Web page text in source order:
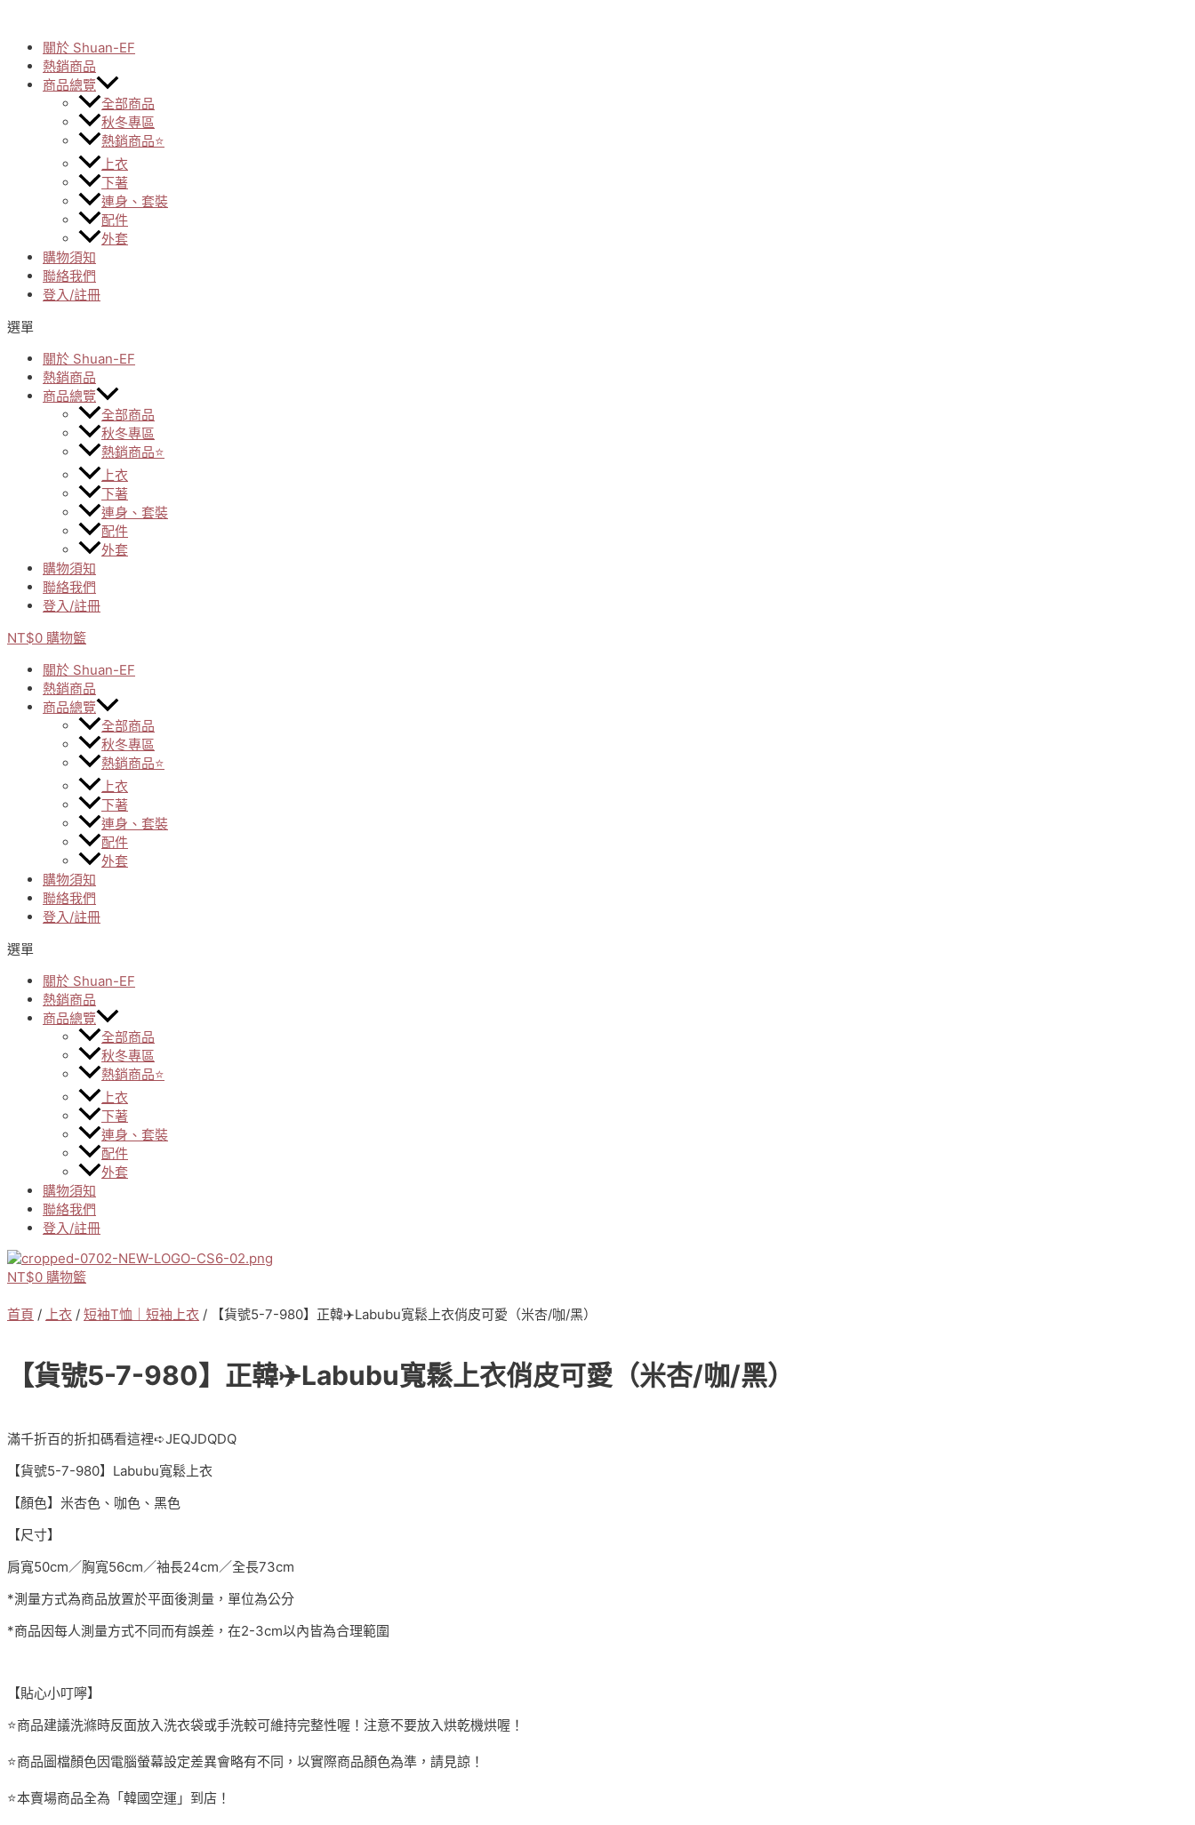
content關於 Shuan-EF
熱銷商品
商品總覽
全部商品
秋冬專區
熱銷商品⭐
上衣
下著
連身、套裝
配件
外套
購物須知
聯絡我們
登入/註冊
選單
關於 Shuan-EF
熱銷商品
商品總覽
全部商品
秋冬專區
熱銷商品⭐
上衣
下著
連身、套裝
配件
外套
購物須知
聯絡我們
登入/註冊
NT$0 購物籃
關於 Shuan-EF
熱銷商品
商品總覽
全部商品
秋冬專區
熱銷商品⭐
上衣
下著
連身、套裝
配件
外套
購物須知
聯絡我們
登入/註冊
選單
關於 Shuan-EF
熱銷商品
商品總覽
全部商品
秋冬專區
熱銷商品⭐
上衣
下著
連身、套裝
配件
外套
購物須知
聯絡我們
登入/註冊
NT$0 購物籃
首頁 / 上衣 / 短袖T恤｜短袖上衣 / 【貨號5-7-980】正韓✈️Labubu寬鬆上衣俏皮可愛（米杏/咖/黑）
【貨號5-7-980】正韓✈️Labubu寬鬆上衣俏皮可愛（米杏/咖/黑）
滿千折百的折扣碼看這裡➪JEQJDQDQ
【貨號5-7-980】Labubu寬鬆上衣
【顏色】米杏色、咖色、黑色
【尺寸】
肩寬50cm／胸寬56cm／袖長24cm／全長73cm
*測量方式為商品放置於平面後測量，單位為公分
*商品因每人測量方式不同而有誤差，在2-3cm以內皆為合理範圍
【貼心小叮嚀】
⭐️商品建議洗滌時反面放入洗衣袋或手洗較可維持完整性喔！注意不要放入烘乾機烘喔！
⭐️商品圖檔顏色因電腦螢幕設定差異會略有不同，以實際商品顏色為準，請見諒！
⭐️本賣場商品全為「韓國空運」到店！